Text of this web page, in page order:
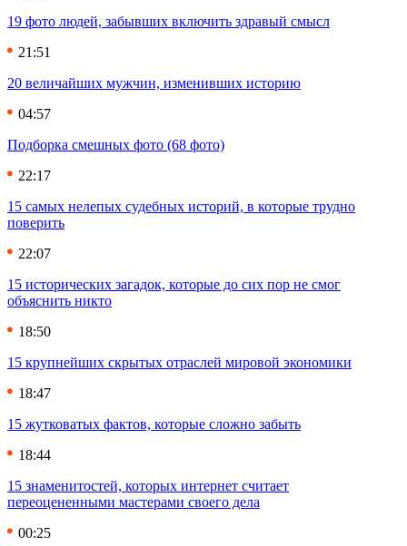
19 фото людей, забывших включить здравый смысл
21:51
20 величайших мужчин, изменивших историю
04:57
Подборка смешных фото (68 фото)
22:17
15 самых нелепых судебных историй, в которые трудно
поверить
22:07
15 исторических загадок, которые до сих пор не смог
объяснить никто
18:50
15 крупнейших скрытых отраслей мировой экономики
18:47
15 жутковатых фактов, которые сложно забыть
18:44
15 знаменитостей, которых интернет считает
переоцененными мастерами своего дела
00:25